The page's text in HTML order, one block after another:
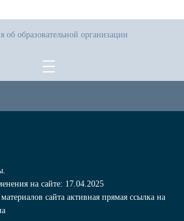
об образовательной организации
на сайте: 17.04.2025
сайта активная прямая ссылка на